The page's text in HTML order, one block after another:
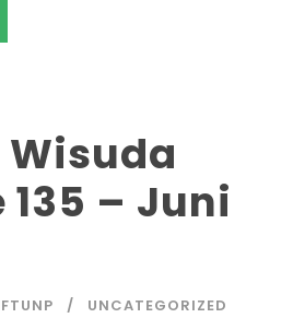
135 – Juni
FTUNP UNCATEGORIZED